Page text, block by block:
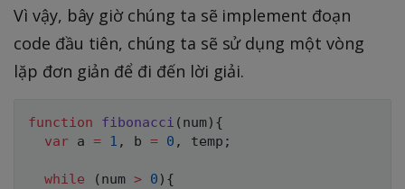
Vì vậy, bây giờ chúng ta sẽ implement đoạn
code đầu tiên, chúng ta sẽ sử dụng một vòng
lặp đơn giản để đi đến lời giải.
function fibonacci ( num) {
var a = 1 , b = 0 , temp ;
while ( num > 0 ) {